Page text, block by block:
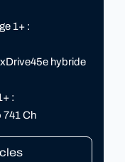
1+ :
hybride
:
741 Ch